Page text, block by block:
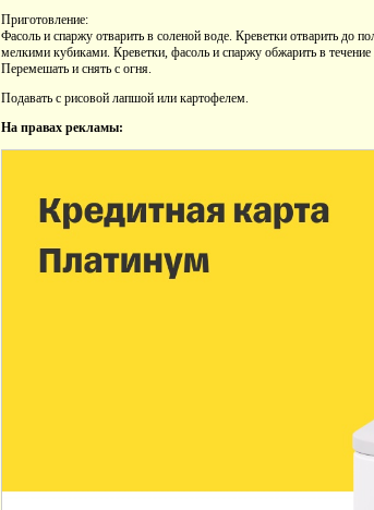
Приготовление:
Фасоль и спаржу отварить в соленой воде. Креветки отварить до
мелкими кубиками. Креветки, фасоль и спаржу обжарить в
Перемешать и снять с огня.
Подавать с рисовой лапшой или картофелем.
На правах рекламы: